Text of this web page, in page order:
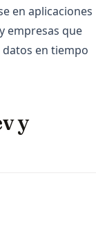
en aplicaciones
empresas que
en tiempo
y